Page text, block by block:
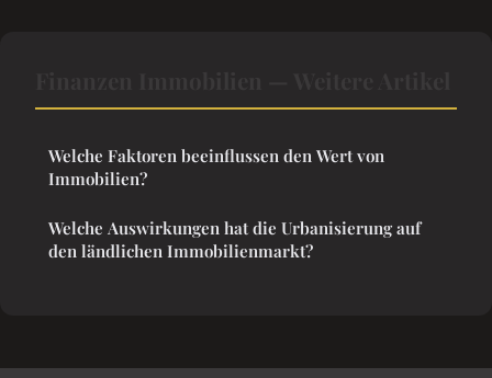
Welche Faktoren beeinflussen den Wert von
Immobilien?
Welche Auswirkungen hat die Urbanisierung auf
den ländlichen Immobilienmarkt?